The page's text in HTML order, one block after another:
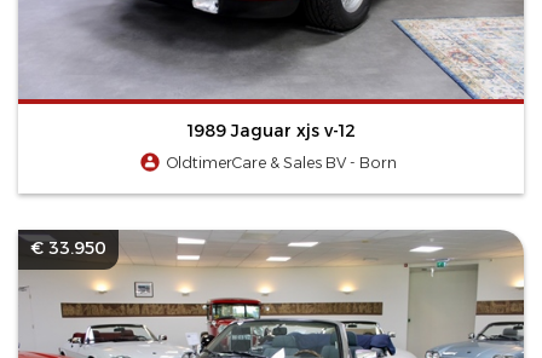
1989 Jaguar xjs v-12
OldtimerCare & Sales BV - Born
€ 33.950